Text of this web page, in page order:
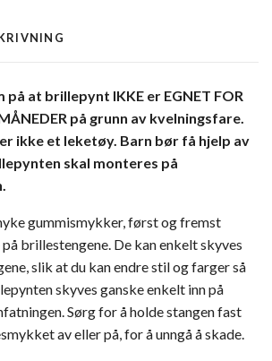
at brillepynt IKKE er EGNET FOR
på grunn av kvelningsfare.
ikke et leketøy. Barn bør få hjelp av
skal monteres på
gummismykker, først og fremst
brillestengene. De kan enkelt skyves
slik at du kan endre stil og farger så
skyves ganske enkelt inn på
Sørg for å holde stangen fast
av eller på, for å unngå å skade.